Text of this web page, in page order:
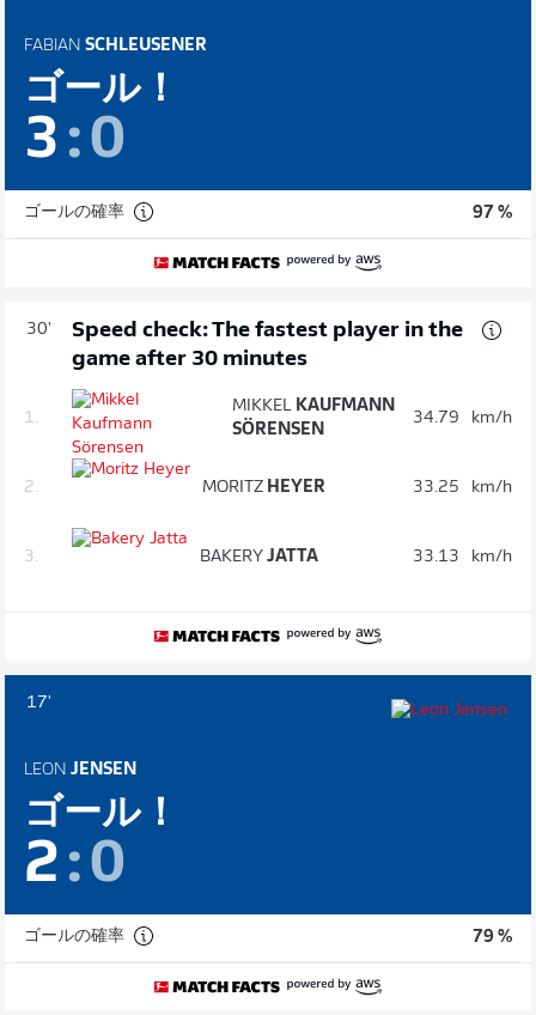
FABIAN SCHLEUSENER
ゴール！
3 :0
ゴールの確率 97 %
30'
Speed check: The fastest player in the
game after 30 minutes
1.
MIKKEL KAUFMANN
SÖRENSEN
34.79 km/h
2. MORITZ HEYER 33.25 km/h
3. BAKERY JATTA 33.13 km/h
17'
LEON JENSEN
ゴール！
2:0
ゴールの確率 79 %